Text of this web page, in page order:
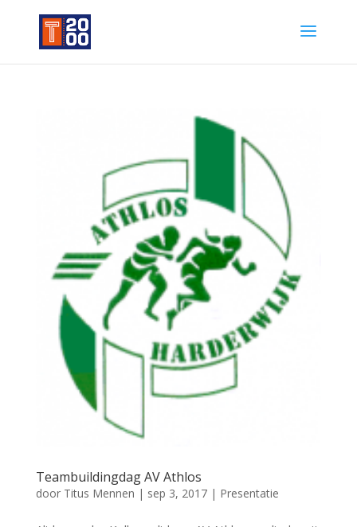
Teambuildingdag AV Athlos
door Titus Mennen | sep 3, 2017| Presentatie